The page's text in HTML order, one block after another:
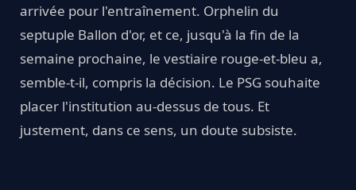
arrivée pour l'entraînement. Orphelin du
septuple Ballon d'or, et ce, jusqu'à la fin de la
semaine prochaine, le vestiaire rouge-et-bleu a,
semble-t-il, compris la décision. Le PSG souhaite
placer l'institution au-dessus de tous. Et
justement, dans ce sens, un doute subsiste.